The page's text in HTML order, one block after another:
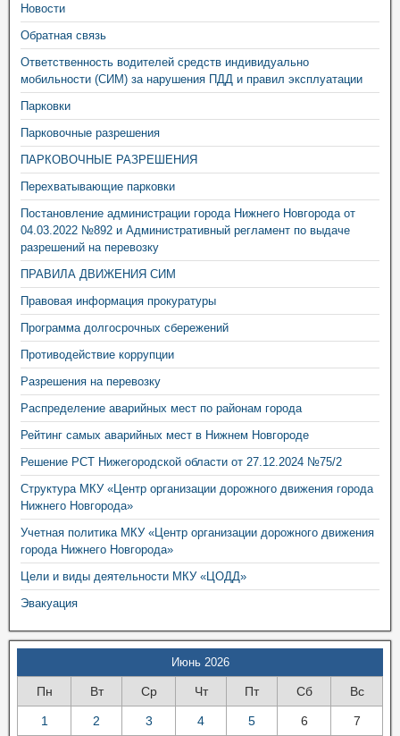
Новости
Обратная связь
Ответственность водителей средств индивидуально
мобильности (СИМ) за нарушения ПДД и правил эксплуатации
Парковки
Парковочные разрешения
ПАРКОВОЧНЫЕ РАЗРЕШЕНИЯ
Перехватывающие парковки
Постановление администрации города Нижнего Новгорода от
04.03.2022 №892 и Административный регламент по выдаче
разрешений на перевозку
ПРАВИЛА ДВИЖЕНИЯ СИМ
Правовая информация прокуратуры
Программа долгосрочных сбережений
Противодействие коррупции
Разрешения на перевозку
Распределение аварийных мест по районам города
Рейтинг самых аварийных мест в Нижнем Новгороде
Решение РСТ Нижегородской области от 27.12.2024 №75/2
Структура МКУ «Центр организации дорожного движения города
Нижнего Новгорода»
Учетная политика МКУ «Центр организации дорожного движения
города Нижнего Новгорода»
Цели и виды деятельности МКУ «ЦОДД»
Эвакуация
Июнь 2026
Пн Вт Ср Чт Пт Сб Вс
1 2 3 4 5 6 7